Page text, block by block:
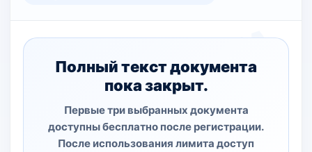
Полный текст документа
пока закрыт.
Первые три выбранных документа
доступны бесплатно после регистрации.
После использования лимита доступ